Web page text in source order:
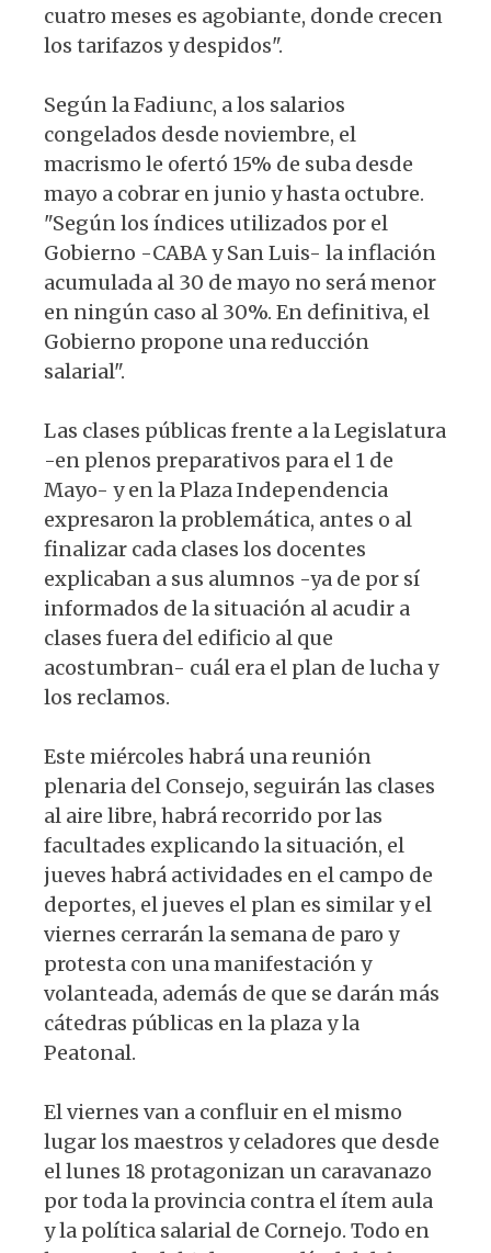
cuatro meses es agobiante, donde crecen
los tarifazos y despidos".
Según la Fadiunc, a los salarios
congelados desde noviembre, el
macrismo le ofertó 15% de suba desde
mayo a cobrar en junio y hasta octubre.
"Según los índices utilizados por el
Gobierno -CABA y San Luis- la inflación
acumulada al 30 de mayo no será menor
en ningún caso al 30%. En definitiva, el
Gobierno propone una reducción
salarial".
Las clases públicas frente a la Legislatura
-en plenos preparativos para el 1 de
Mayo- y en la Plaza Independencia
expresaron la problemática, antes o al
finalizar cada clases los docentes
explicaban a sus alumnos -ya de por sí
informados de la situación al acudir a
clases fuera del edificio al que
acostumbran- cuál era el plan de lucha y
los reclamos.
Este miércoles habrá una reunión
plenaria del Consejo, seguirán las clases
al aire libre, habrá recorrido por las
facultades explicando la situación, el
jueves habrá actividades en el campo de
deportes, el jueves el plan es similar y el
viernes cerrarán la semana de paro y
protesta con una manifestación y
volanteada, además de que se darán más
cátedras públicas en la plaza y la
Peatonal.
El viernes van a confluir en el mismo
lugar los maestros y celadores que desde
el lunes 18 protagonizan un caravanazo
por toda la provincia contra el ítem aula
y la política salarial de Cornejo. Todo en